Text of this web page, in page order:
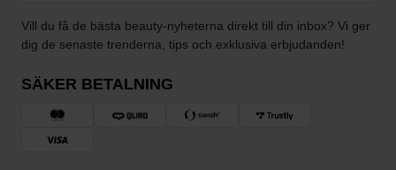
Vill du få de bästa beauty-nyheterna direkt till din inbox? Vi ger
dig de senaste trenderna, tips och exklusiva erbjudanden!
SÄKER BETALNING